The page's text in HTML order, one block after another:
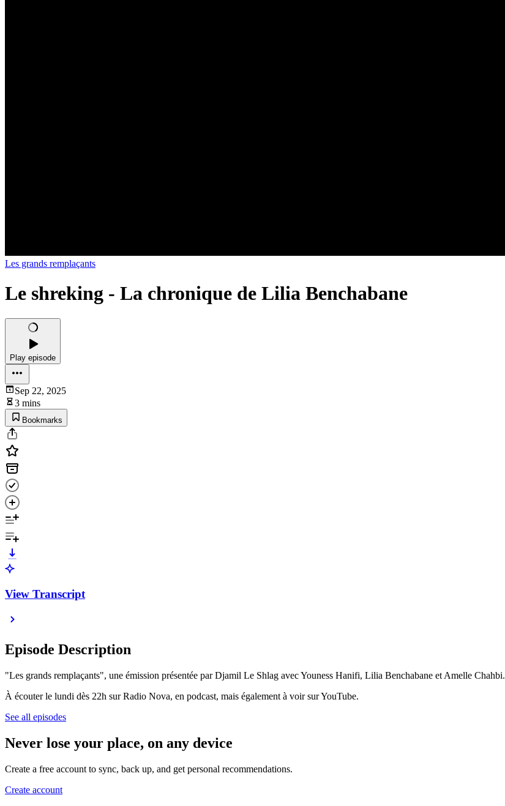
Les grands remplaçants
Le shreking - La chronique de Lilia Benchabane
Play episode
Sep 22, 2025
3 mins
Bookmarks
View Transcript
Episode Description
"Les grands remplaçants", une émission présentée par Djamil Le Shlag avec Youness Hanifi, Lilia Benchabane et Amelle Chahbi.
À écouter le lundi dès 22h sur Radio Nova, en podcast, mais également à voir sur YouTube.
See all episodes
Never lose your place, on any device
Create a free account to sync, back up, and get personal recommendations.
Create account